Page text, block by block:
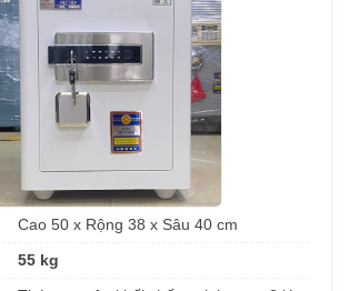
Cao 50 x Rộng 38 x Sâu 40 cm
55 kg